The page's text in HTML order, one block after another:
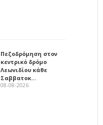
Πεζοδρόμηση στον
κεντρικό δρόμο
Λεωνιδίου κάθε
Σαββατοκ…
08-08-2026